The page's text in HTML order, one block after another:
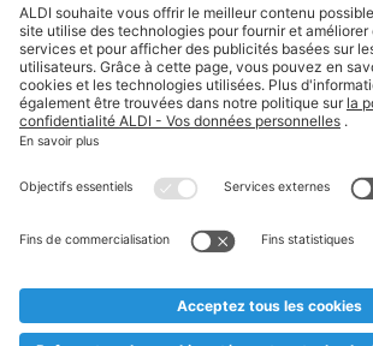
Suivez ALDI Belgique
Textes marqués d'un astérisque et mentions
* Nous vendons ces articles temporairement et
au cas où, malgré le planning bien étudié,
prématurément en rupture de stock. Prix
** Sur ce site, l’utilisation de la forme